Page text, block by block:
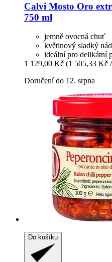
Calvi Mosto Oro
750 ml
jemně ovocná chuť
květinový sladký
ideální pro delikátní
1 129,00 Kč (1 505,33 Kč
Doručení do 12. srpna
Do košíku